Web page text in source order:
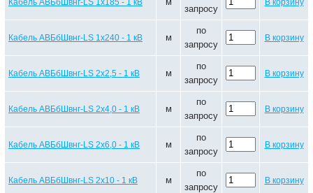
Кабель АВБбШвнг-LS 1х185 - 1 кВ
запросу
В корзину
Кабель АВБбШвнг-LS 1х240 - 1 кВ м
по
запросу
В корзину
Кабель АВБбШвнг-LS 2х2,5 - 1 кВ м
по
запросу
В корзину
Кабель АВБбШвнг-LS 2х4,0 - 1 кВ м
по
запросу
В корзину
Кабель АВБбШвнг-LS 2х6,0 - 1 кВ м
по
запросу
В корзину
Кабель АВБбШвнг-LS 2х10 - 1 кВ м
по
запросу
В корзину